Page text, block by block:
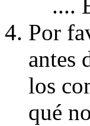
....
Por
antes
los
qué